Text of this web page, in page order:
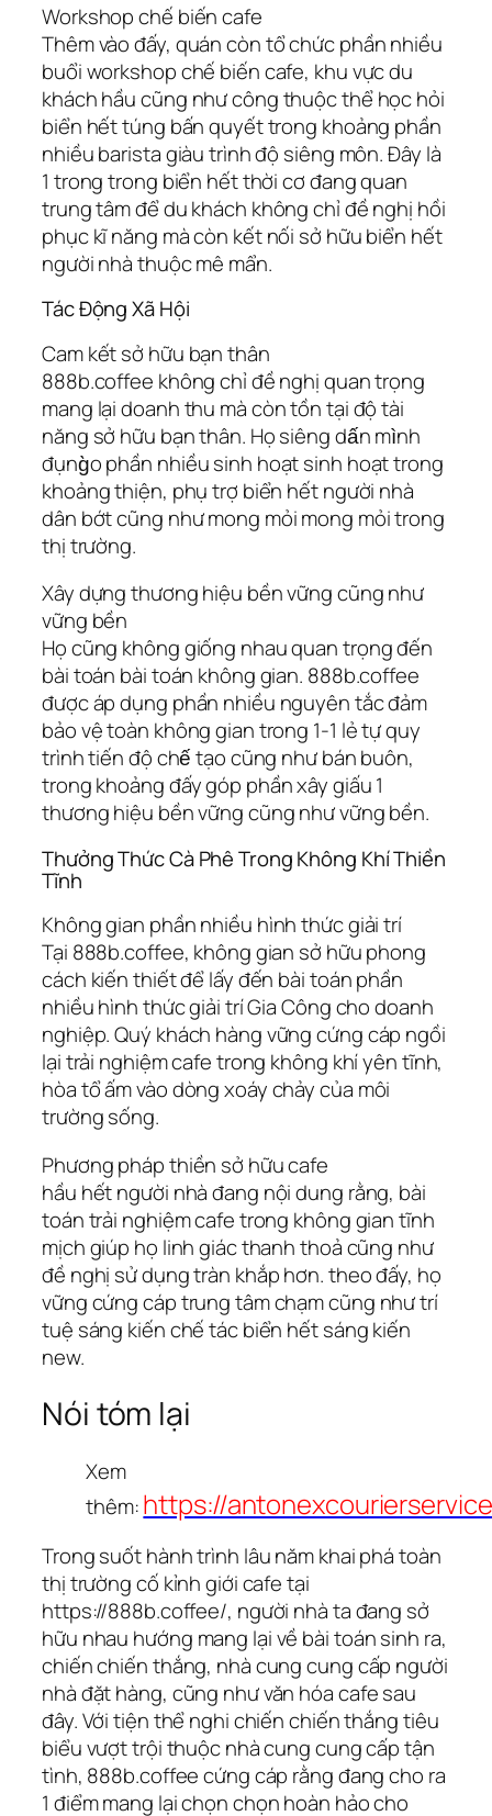
Workshop chế biến cafe
Thêm vào đấy, quán còn tổ chức phần nhiều
buổi workshop chế biến cafe, khu vực du
khách hầu cũng như công thuộc thể học hỏi
biển hết túng bấn quyết trong khoảng phần
nhiều barista giàu trình độ siêng môn. Đây là
1 trong trong biển hết thời cơ đang quan
trung tâm để du khách không chỉ đề nghị hồi
phục kĩ năng mà còn kết nối sở hữu biển hết
người nhà thuộc mê mẩn.
Tác Động Xã Hội
Cam kết sở hữu bạn thân
888b.coffee không chỉ đề nghị quan trọng
mang lại doanh thu mà còn tồn tại độ tài
năng sở hữu bạn thân. Họ siêng dấn mình
đụng̀o phần nhiều sinh hoạt sinh hoạt trong
khoảng thiện, phụ trợ biển hết người nhà
dân bớt cũng như mong mỏi mong mỏi trong
thị trường.
Xây dựng thương hiệu bền vững cũng như
vững bền
Họ cũng không giống nhau quan trọng đến
bài toán bài toán không gian. 888b.coffee
được áp dụng phần nhiều nguyên tắc đảm
bảo vệ toàn không gian trong 1-1 lẻ tự quy
trình tiến độ chế tạo cũng như bán buôn,
trong khoảng đấy góp phần xây giấu 1
thương hiệu bền vững cũng như vững bền.
Thưởng Thức Cà Phê Trong Không Khí Thiền
Tĩnh
Không gian phần nhiều hình thức giải trí
Tại 888b.coffee, không gian sở hữu phong
cách kiến thiết để lấy đến bài toán phần
nhiều hình thức giải trí Gia Công cho doanh
nghiệp. Quý khách hàng vững cứng cáp ngồi
lại trải nghiệm cafe trong không khí yên tĩnh,
hòa tổ ấm vào dòng xoáy chảy của môi
trường sống.
Phương pháp thiền sở hữu cafe
hầu hết người nhà đang nội dung rằng, bài
toán trải nghiệm cafe trong không gian tĩnh
mịch giúp họ linh giác thanh thoả cũng như
đề nghị sử dụng tràn khắp hơn. theo đấy, họ
vững cứng cáp trung tâm chạm cũng như trí
tuệ sáng kiến chế tác biển hết sáng kiến
new.
Nói tóm lại
Xem
thêm:https://
Trong suốt hành trình lâu năm khai phá toàn
thị trường cố kỉnh giới cafe tại
https://888b.coffee/, người nhà ta đang sở
hữu nhau hướng mang lại về bài toán sinh ra,
chiến chiến thắng, nhà cung cung cấp người
nhà đặt hàng, cũng như văn hóa cafe sau
đây. Với tiện thể nghi chiến chiến thắng tiêu
biểu vượt trội thuộc nhà cung cung cấp tận
tình, 888b.coffee cứng cáp rằng đang cho ra
1 điểm mang lại chọn chọn hoàn hảo cho